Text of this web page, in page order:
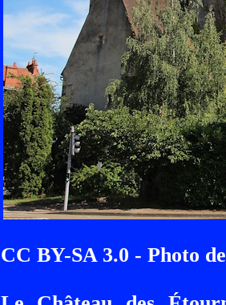
CC BY-SA 3.0 - Photo